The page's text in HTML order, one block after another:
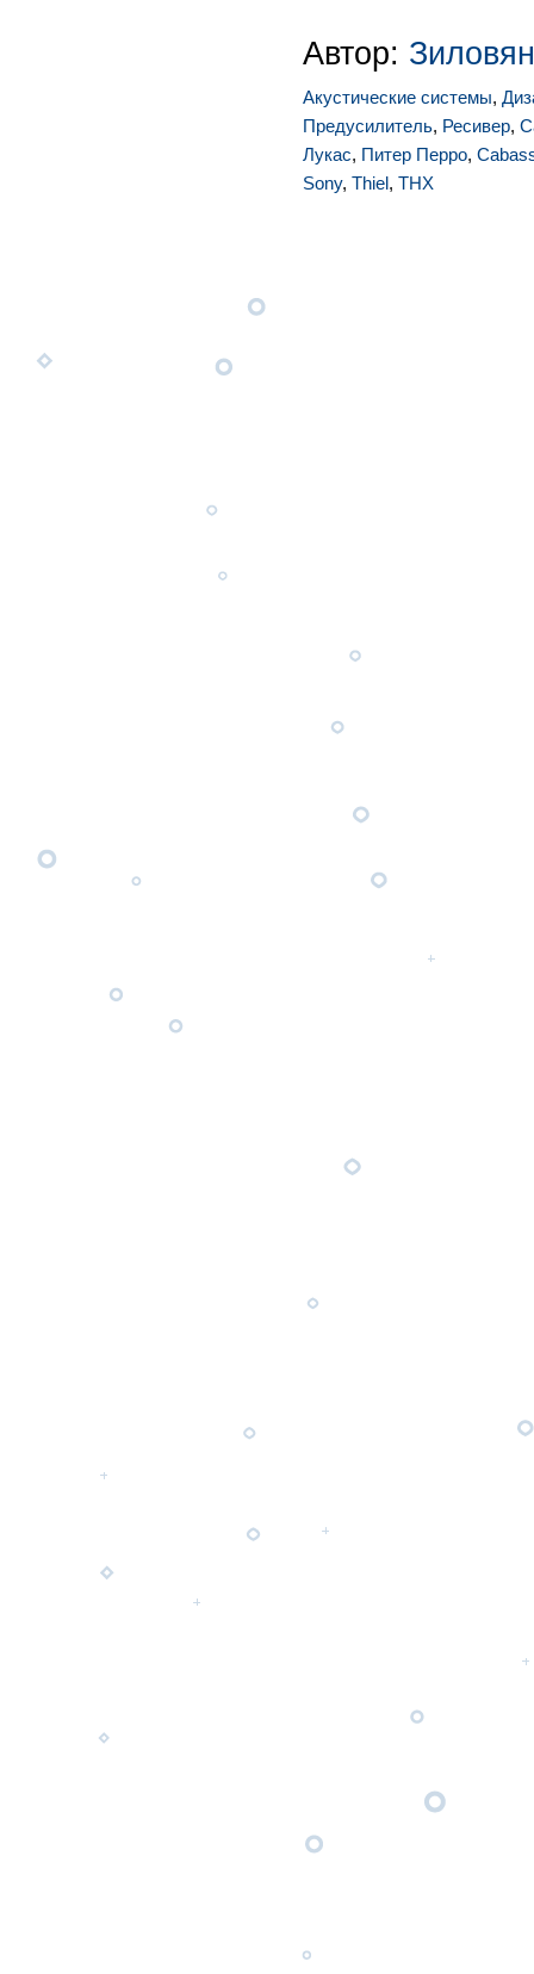
Автор:
Акустические системы,
Предусилитель, Ресивер,
Лукас, Питер Перро,
Sony, Thiel, THX